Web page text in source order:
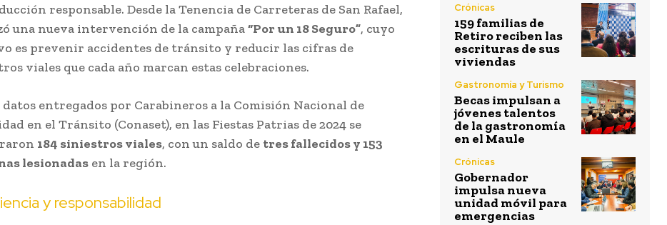
responsable. Desde la Tenencia de Carreteras de San Rafael,
una nueva intervención de la campaña“Por un 18 Seguro”, cuyo
es prevenir accidentes de tránsito y reducir las cifras de
viales que cada año marcan estas celebraciones.
datos entregados por Carabineros a la Comisión Nacional de
en el Tránsito (Conaset), en las Fiestas Patrias de 2024 se
184 siniestros viales, con un saldo de tres fallecidos y 153
lesionadas en la región.
y responsabilidad
Crónicas
159 familias de
Retiro reciben las
escrituras de sus
viviendas
Gastronomía y Turismo
Becas impulsan a
jóvenes talentos
de la gastronomía
en el Maule
Crónicas
Gobernador
impulsa nueva
unidad móvil para
emergencias